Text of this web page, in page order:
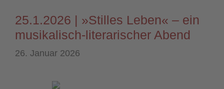
25.1.2026 | »Stilles Leben« – ein
musikalisch-literarischer Abend
26. Januar 2026